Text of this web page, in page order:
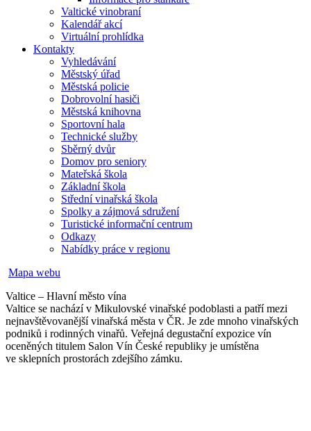
Valtické vinobraní
Kalendář akcí
Virtuální prohlídka
Kontakty
Vyhledávání
Městský úřad
Městská policie
Dobrovolní hasiči
Městská knihovna
Sportovní hala
Technické služby
Sběrný dvůr
Domov pro seniory
Mateřská škola
Základní škola
Střední vinařská škola
Spolky a zájmová sdružení
Turistické informační centrum
Odkazy
Nabídky práce v regionu
Mapa webu
Valtice – Hlavní město vína
Valtice se nachází v Mikulovské vinařské podoblasti a patří mezi
nejnavštěvovanější vinařská města v ČR. Je zde mnoho vinařských
podniků i rodinných vinařů. Veřejná degustační expozice vín
oceněných titulem Salon Vín České republiky je umístěna
ve sklepních prostorách zdejšího zámku.